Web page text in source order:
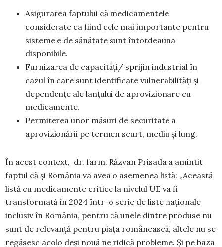
Asigurarea faptului că medicamentele
considerate ca fiind cele mai importante pentru
sistemele de sănătate sunt întotdeauna
disponibile.
Furnizarea de capacități/ sprijin industrial în
cazul în care sunt identificate vulnerabilități și
dependențe ale lanțului de aprovizionare cu
medicamente.
Permiterea unor măsuri de securitate a
aprovizionării pe termen scurt, mediu și lung.
În acest context, dr. farm. Răzvan Prisada a amintit
faptul că și România va avea o asemenea listă: „Această
listă cu medicamente critice la nivelul UE va fi
transformată în 2024 într-o serie de liste naționale
inclusiv în România, pentru că unele dintre produse nu
sunt de relevanță pentru piața românească, altele nu se
regăsesc acolo deși nouă ne ridică probleme. Și pe baza